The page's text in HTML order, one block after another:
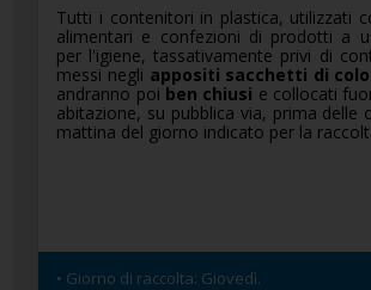
Tutti i contenitori in plastica, utilizzati
alimentari e confezioni di prodotti a
per l'igiene, tassativamente privi di
messi negli appositi sacchetti di
andranno poi ben chiusi e collocati
abitazione, su pubblica via, prima delle
mattina del giorno indicato per la
• Giorno di raccolta: Giovedì.